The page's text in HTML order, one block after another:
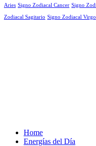
Aries Signo Zodiacal Cancer Signo
Zodiacal Sagitario Signo Zodiacal Virgo
Home
Energías del Día